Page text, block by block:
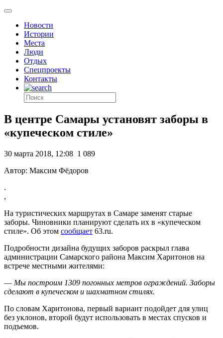
Новости
Истории
Места
Люди
Отдых
Спецпроекты
Контакты
В центре Самары установят заборы в
«купеческом стиле»
30 марта 2018, 12:08 1 089
Автор: Максим Фёдоров
.
,
На туристических маршрутах в Самаре заменят старые
заборы. Чиновники планируют сделать их в «купеческом
стиле». Об этом сообщает 63.ru.
Подробности дизайна будущих заборов раскрыл глава
администрации Самарского района Максим Харитонов на
встрече местными жителями:
— Мы построим 1309 погонных метров ограждений. Заборы
сделают в купеческом и шахматном стилях.
По словам Харитонова, первый вариант подойдет для улиц
без уклонов, второй будут использовать в местах спусков и
подъемов.